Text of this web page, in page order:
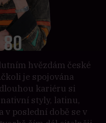
80
hvězdám české
je spojována
kariéru si
styly, latinu,
poslední době se v